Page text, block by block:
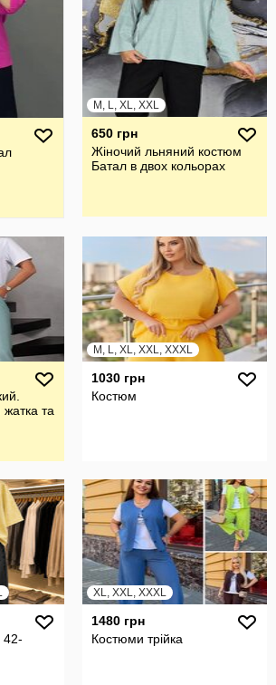
M, L, XL, XXL
650 грн
Жіночий льняний костюм
Батал в двох кольорах
та
M, L, XL, XXL, XXXL
1030 грн
Костюм
42-
XL, XXL, XXXL
1480 грн
Костюми трійка